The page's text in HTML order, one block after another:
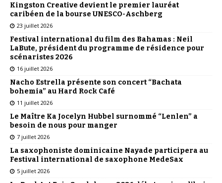
Kingston Creative devient le premier lauréat
caribéen de la bourse UNESCO-Aschberg
23 juillet 2026
Festival international du film des Bahamas : Neil
LaBute, président du programme de résidence pour
scénaristes 2026
16 juillet 2026
Nacho Estrella présente son concert “Bachata
bohemia” au Hard Rock Café
11 juillet 2026
Le Maître Ka Jocelyn Hubbel surnommé “Lenlen” a
besoin de nous pour manger
7 juillet 2026
La saxophoniste dominicaine Nayade participera au
Festival international de saxophone MedeSax
5 juillet 2026